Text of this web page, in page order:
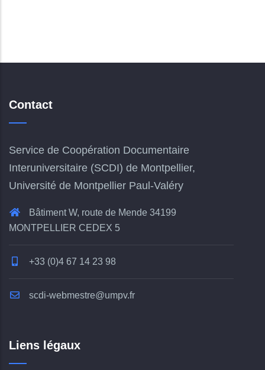
Contact
Service de Coopération Documentaire
Interuniversitaire (SCDI) de Montpellier,
Université de Montpellier Paul-Valéry
Bâtiment W, route de Mende 34199
MONTPELLIER CEDEX 5
+33 (0)4 67 14 23 98
scdi-webmestre@umpv.fr
Liens légaux